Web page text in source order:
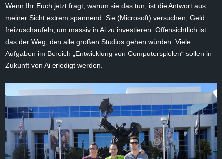
Wenn Ihr Euch jetzt fragt, warum sie das tun, ist die Antwort aus
meiner Sicht extrem spannend: Sie (Microsoft) versuchen, Geld
freizuschaufeln, um massiv in Ai zu investieren. Offensichtlich ist
das der Weg, den alle großen Studios gehen würden. Viele
Aufgaben im Bereich „Entwicklung von Computerspielen“ sollen in
Zukunft von Ai erledigt werden.